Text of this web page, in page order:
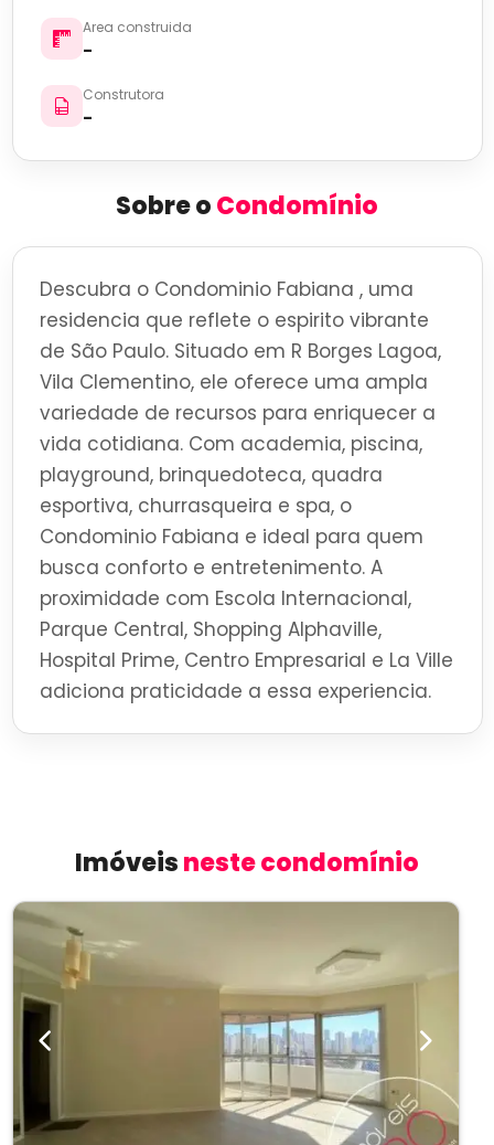
Area construida
-
Construtora
-
Sobre oCondomínio
Descubra o Condominio Fabiana , uma
residencia que reflete o espirito vibrante
de São Paulo. Situado em R Borges Lagoa,
Vila Clementino, ele oferece uma ampla
variedade de recursos para enriquecer a
vida cotidiana. Com academia, piscina,
playground, brinquedoteca, quadra
esportiva, churrasqueira e spa, o
Condominio Fabiana e ideal para quem
busca conforto e entretenimento. A
proximidade com Escola Internacional,
Parque Central, Shopping Alphaville,
Hospital Prime, Centro Empresarial e La Ville
adiciona praticidade a essa experiencia.
Imóveisneste condomínio
Previous Next